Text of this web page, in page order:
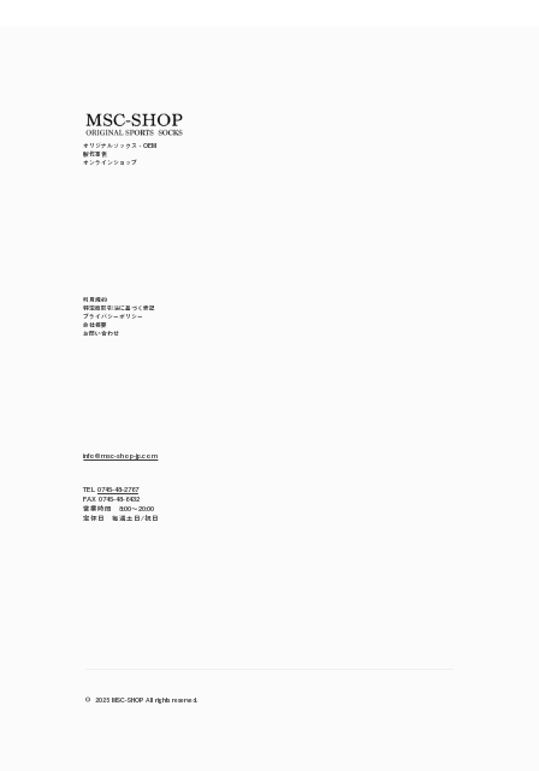
オリジナルソックス・OEM
製作事例
オンラインショップ
利用規約
特定商取引法に基づく表記
プライバシーポリシー
会社概要
​お問い合わせ
info@msc-shop-jp.com
TEL 0745-48-2767
FAX 0745-48-6432
営業時間 8:00～20:00
定休日 毎週土日/祝日
© 2025 MSC-SHOP All rights reserved.